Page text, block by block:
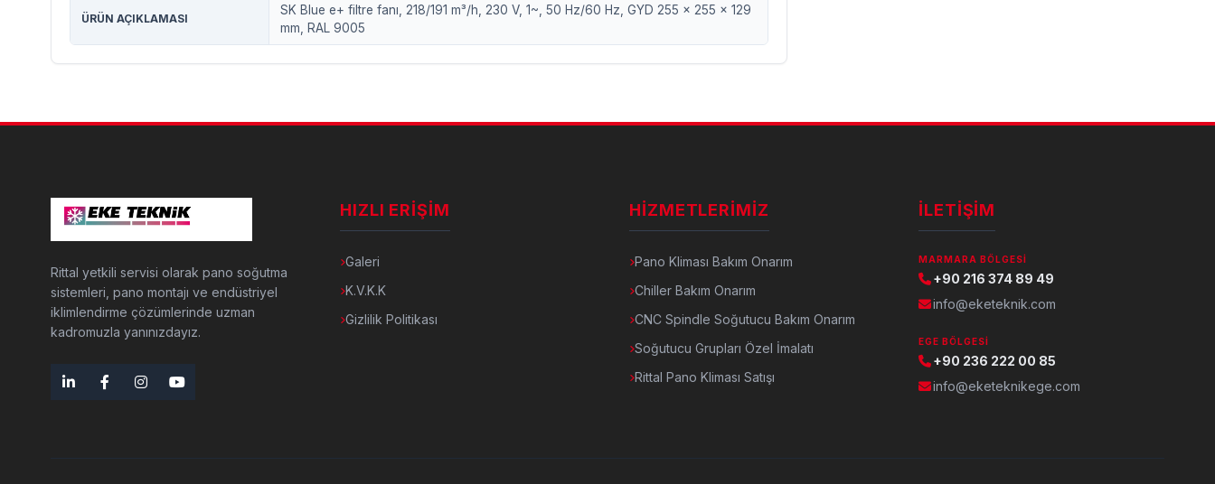
ÜRÜN AÇIKLAMASI
SK Blue e+ filtre fanı, 218/191 m³/h, 230 V, 1~, 50 Hz/60 Hz, GYD 255 x 255 x 129
mm, RAL 9005
Rittal yetkili servisi olarak pano soğutma
sistemleri, pano montajı ve endüstriyel
iklimlendirme çözümlerinde uzman
kadromuzla yanınızdayız.
HIZLI ERIŞIM
Galeri
K.V.K.K
Gizlilik Politikası
HIZMETLERIMIZ
Pano Kliması Bakım Onarım
Chiller Bakım Onarım
CNC Spindle Soğutucu Bakım Onarım
Soğutucu Grupları Özel İmalatı
Rittal Pano Kliması Satışı
İLETIŞIM
MARMARA BÖLGESI
+90 216 374 89 49
info@eketeknik.com
EGE BÖLGESI
+90 236 222 00 85
info@eketeknikege.com